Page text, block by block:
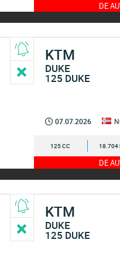
DE
KTM
DUKE
125 DUKE
07.07.2026
125 CC 18.704
DE
KTM
DUKE
125 DUKE